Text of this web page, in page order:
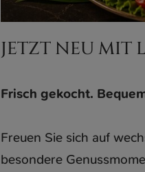
JETZT NEU MIT
Frisch gekocht.
Freuen Sie sich auf
besondere